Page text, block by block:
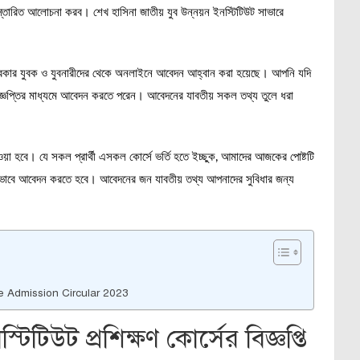
আলোচনা করব। শেখ হাসিনা জাতীয় যুব উন্নয়ন ইনস্টিটিউট সাভারে
যুবক ও যুবনারীদের থেকে অনলাইনে আবেদন আহ্বান করা হয়েছে। আপনি যদি
মাধ্যমে আবেদন করতে পরেন। আবেদনের যাবতীয় সকল তথ্য তুলে ধরা
হবে। যে সকল প্রার্থী এসকল কোর্সে ভর্তি হতে ইচ্ছুক, আমাদের আজকের পোষ্টটি
আবেদন করতে হবে। আবেদনের জন যাবতীয় তথ্য আপনাদের সুবিধার জন্য
Admission Circular 2023
প্রশিক্ষণ কোর্সের বিজ্ঞপ্তি